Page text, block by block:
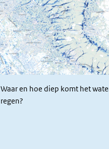
Waar en hoe diep komt het
regen?